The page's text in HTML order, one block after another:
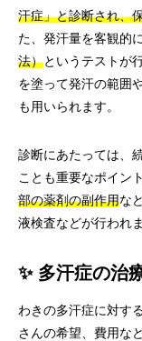
汗症」と診断され、
た、発汗量を客観的
法）というテストが
を塗って発汗の範囲
も用いられます。
診断にあたっては、
ことも重要なポイン
部の薬剤の副作用な
液検査などが行われま
✨ 多汗症の治
わきの多汗症に対す
さんの希望、費用な